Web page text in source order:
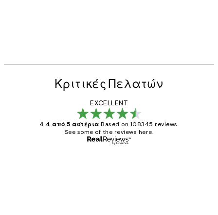
Κριτικές Πελατών
EXCELLENT
4.4 από 5 αστέρια Based on 108345 reviews.
See some of the reviews here.